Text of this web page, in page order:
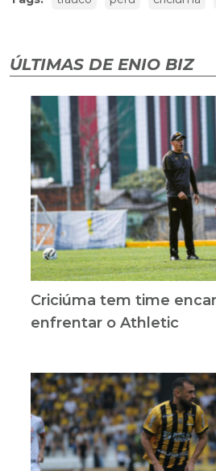
ÚLTIMAS DE ENIO BIZ
Criciúma tem time
enfrentar o Athletic